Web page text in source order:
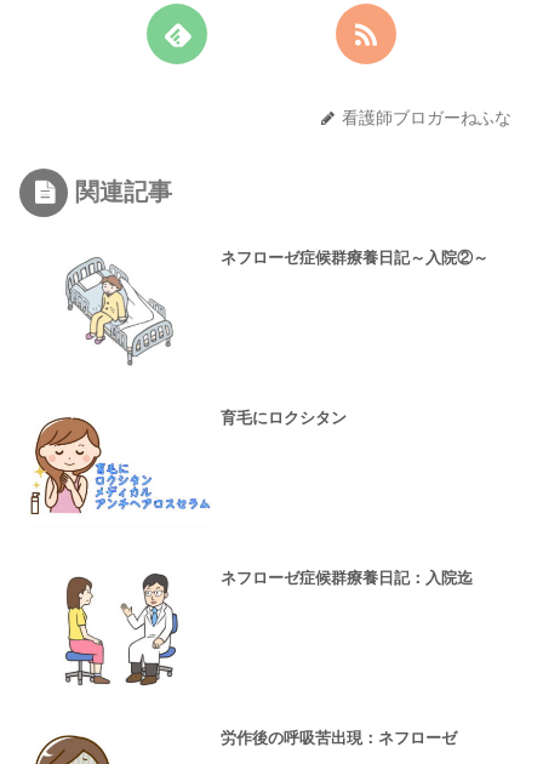
看護師ブロガーねふな
関連記事
ネフローゼ症候群療養日記～入院②～
育毛にロクシタン
ネフローゼ症候群療養日記：入院迄
労作後の呼吸苦出現：ネフローゼ